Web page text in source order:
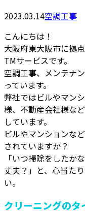
2023.03.14空調工事
こんにちは！
大阪府東大阪市に拠
TMサービスです。
空調工事、メンテナ
っています。
弊社ではビルやマン
様、不動産会社様な
しています。
ビルやマンションな
されていますか？
「いつ掃除をした
丈夫？」と、心当た
い。
クリーニングのタ